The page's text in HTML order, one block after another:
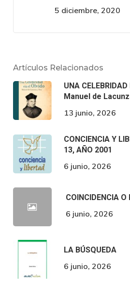
5 diciembre, 2020
Artículos Relacionados
UNA CELEBRIDAD
Manuel de
13 junio, 2026
CONCIENCIA Y
13, AÑO 2001
6 junio, 2026
COINCIDENCIA O
6 junio, 2026
LA BÚSQUEDA
6 junio, 2026